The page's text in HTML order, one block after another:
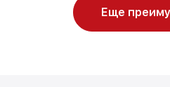
Еще